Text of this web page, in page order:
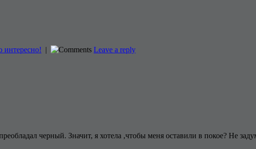
интересно! | Leave a reply
черный. Значит, я хотела ,чтобы меня оставили в покое? Не